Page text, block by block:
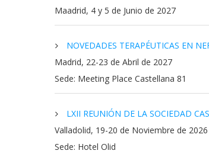
Maadrid, 4 y 5 de Junio de 2027
NOVEDADES TERAPÉUTICAS EN
Madrid, 22-23 de Abril de 2027
Sede: Meeting Place Castellana 81
LXII REUNIÓN DE LA SOCIEDAD
Valladolid, 19-20 de Noviembre de 2026
Sede: Hotel Olid